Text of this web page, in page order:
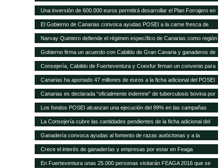
adicional del POSEI 2014
Una inversión de 600.000 euros permitirá desarrollar el Plan Forrajero en
la isla de La Palma
El Gobierno de Canarias convoca ayudas POSEI a la carne fresca de
origen local por 2,28 millones de euros
Narvay Quintero defiende el régimen específico de Canarias como región
ultraperiférica en la estrategia española de negociación de la Política
Agraria Común El consejero de Agricultura del Gobierno de Canarias
participó ayer en Madrid en la Conferencia Sectorial de Agricultura y
Desarrollo Rural
Gobierno firma un acuerdo con Cabildo de Gran Canaria y ganaderos de
la isla para aumentar la producción de forraje para el ganado El consejero
de Agricultura, Ganadería, Pesca y Aguas, Narvay Quintero, explicó que
este plan quiere dar estabilidad a los ganaderos y una mejor alimentación
a la cabaña existente
Consejería, Cabildo de Fuerteventura y Coexfur firman un convenio para
poner en marcha el Plan Forrajero con un presupuesto de 600.000 euros
El consejero de Agricultura, Ganadería, Pesca y Aguas, Narvay Quintero,
explicó que este plan permitirá a los ganaderos de la isla depender menos
de la importación de insumos
Canarias ha aportado 47 millones de euros a la ficha adicional del POSEI
Quintero analiza con el Ministerio la mejor forma de abono de la campaña
2011, después de que se pague la cantidad relativa a 2015
Canarias es declarada “oficialmente indemne” de tuberculosis bovina por
la UE El consejero, Narvay Quintero, y el director de Ganadería, David de
Vera, informaron hoy en rueda de prensa de las actuaciones
desarrolladas por este departamento para alcanzar este logro
Los fondos POSEI alcanzan una ejecución del 99% en las campañas
2014 y 2015 Quintero destaca en el Parlamento que la Consejería de
Agricultura del Gobierno de Canarias ha recibido felicitaciones por parte
de la UE por estas cifras y la positiva repercusión del programa en el
sector primario canario
La Consejería cubre las cantidades pendientes de la ficha adicional del
POSEI de 2014 tras incrementar la dotación presupuestaria propia El
consejero de Agricultura, Ganadería, Pesca y Aguas, Narvay Quintero,
espera que las transferencias acordadas con el Estado se cumplan para
empezar a convocar las ayudas de 2015
Ganadería convoca ayudas al fomento de razas autóctonas y a la
producción y comercialización de productos de la apicultura
Crece el interés de ganaderías y empresas por estar en Feaga
En Fuerteventura unas 25.000 personas visitarán FEAGA 2016 que se